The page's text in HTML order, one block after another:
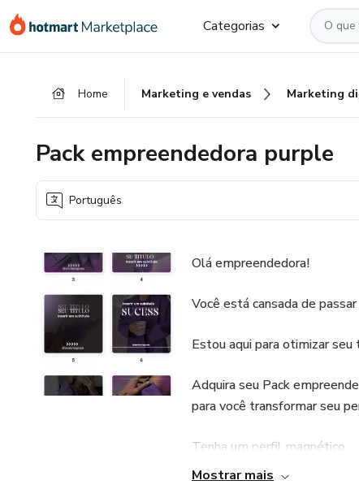
para
para
para
Categorias
Home Marketing e vendas Marketing
Pack empreendedora purple
Português
Olá empreendedora!
Você está cansada de
Estou aqui para otimizar seu
Adquira seu Pack
para você transformar seu
Tenha um perfil magnético
Mostrar mais